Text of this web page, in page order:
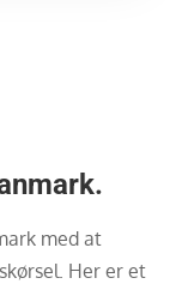
med at
Her er et